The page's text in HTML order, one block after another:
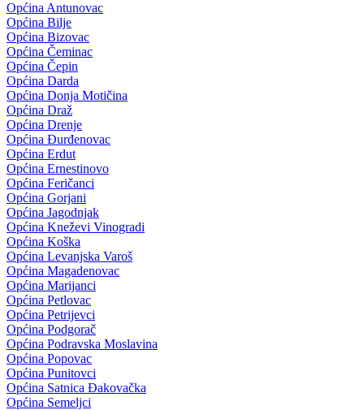
Općina Antunovac
Općina Bilje
Općina Bizovac
Općina Čeminac
Općina Čepin
Općina Darda
Općina Donja Motičina
Općina Draž
Općina Drenje
Općina Đurđenovac
Općina Erdut
Općina Ernestinovo
Općina Feričanci
Općina Gorjani
Općina Jagodnjak
Općina Kneževi Vinogradi
Općina Koška
Općina Levanjska Varoš
Općina Magadenovac
Općina Marijanci
Općina Petlovac
Općina Petrijevci
Općina Podgorač
Općina Podravska Moslavina
Općina Popovac
Općina Punitovci
Općina Satnica Đakovačka
Općina Semeljci